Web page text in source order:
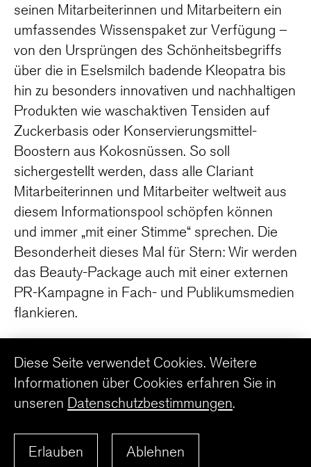
seinen Mitarbeiterinnen und Mitarbeitern ein
umfassendes Wissenspaket zur Verfügung –
von den Ursprüngen des Schönheitsbegriffs
über die in Eselsmilch badende Kleopatra bis
hin zu besonders innovativen und nachhaltigen
Produkten wie waschaktiven Tensiden auf
Zuckerbasis oder Konservierungsmittel-
Boostern aus Kokosnüssen. So soll
sichergestellt werden, dass alle Clariant
Mitarbeiterinnen und Mitarbeiter weltweit aus
diesem Informationspool schöpfen können
und immer „mit einer Stimme“ sprechen. Die
Besonderheit dieses Mal für Stern: Wir werden
das Beauty-Package auch mit einer externen
PR-Kampagne in Fach- und Publikumsmedien
flankieren.
WWW.CLARIANT.COM
ZURÜCK ZUR ÜBERSICHT
Erlauben Ablehnen
Diese Seite verwendet Cookies. Weitere
Informationen über Cookies erfahren Sie in
unseren Datenschutzbestimmungen.